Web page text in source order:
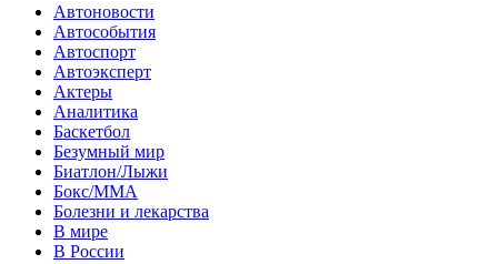
Автоновости
Автособытия
Автоспорт
Автоэксперт
Актеры
Аналитика
Баскетбол
Безумный мир
Биатлон/Лыжи
Бокс/MMA
Болезни и лекарства
В мире
В России